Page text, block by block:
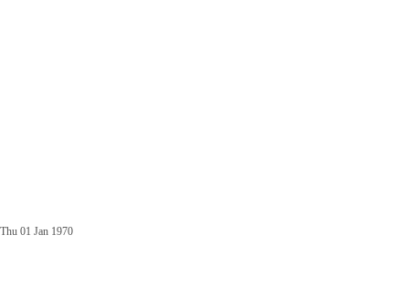
Thu 01 Jan 1970